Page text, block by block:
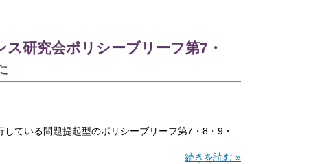
研究会ポリシーブリーフ第7・
ている問題提起型のポリシーブリーフ第7・8・9・
続きを読む »